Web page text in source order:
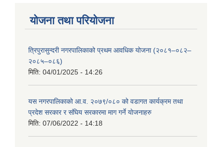
योजना तथा परियोजना
त्रिपुरासुन्दरी नगरपालिकाको प्रथम आवधिक योजना (२०८१–०८२–
२०८५–०८६)
मिति: 04/01/2025 - 14:26
यस नगरपालिकाको आ.व. २०७९/०८० को वडागत कार्यक्रम तथा
प्रदेश सरकार र संघिय सरकारमा माग गर्ने याेजनाहरु
मिति: 07/06/2022 - 14:18